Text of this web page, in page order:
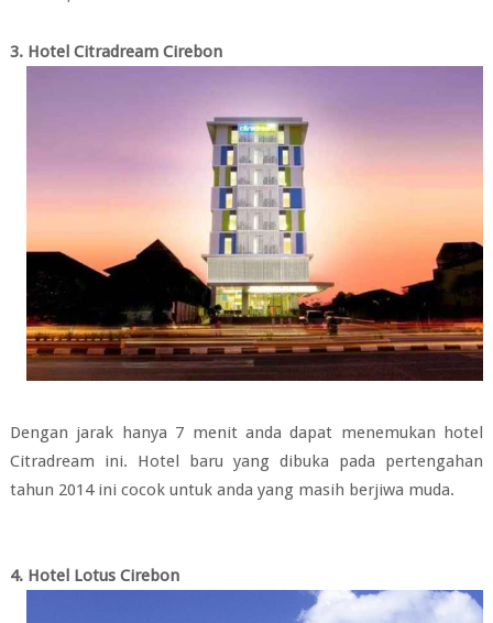
3. Hotel Citradream Cirebon
Dengan jarak hanya 7 menit anda dapat menemukan hotel
Citradream ini. Hotel baru yang dibuka pada pertengahan
tahun 2014 ini cocok untuk anda yang masih berjiwa muda.
4. Hotel Lotus Cirebon